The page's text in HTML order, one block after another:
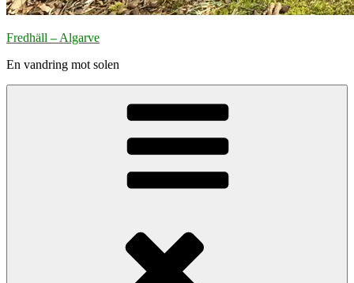
Fredhäll – Algarve
En vandring mot solen